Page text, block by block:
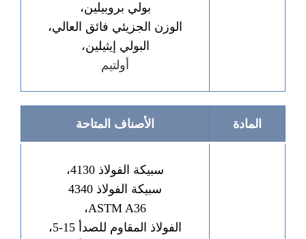
بولي بروبيلين،
الوزن الجزيئي فائق العالي،
البولي إيثيلين،
الأصناف المتاحة
سبيكة الفولاذ 4130،
سبيكة الفولاذ 4340
ASTM A36،
الفولاذ المقاوم للصدأ 15-5،